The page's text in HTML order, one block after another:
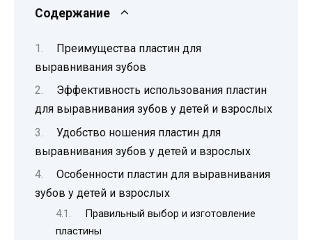
Содержание
Преимущества пластин для
выравнивания зубов
Эффективность использования пластин
для выравнивания зубов у детей и взрослых
Удобство ношения пластин для
выравнивания зубов у детей и взрослых
Особенности пластин для выравнивания
зубов у детей и взрослых
Правильный выбор и изготовление
пластины